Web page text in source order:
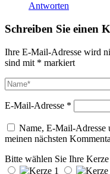
Antworten
Schreiben Sie einen
Ihre E-Mail-Adresse wird
sind mit * markiert
E-Mail-Adresse *
Name, E-Mail-Adresse
meinen nächsten
Bitte wählen Sie Ihre Kerze